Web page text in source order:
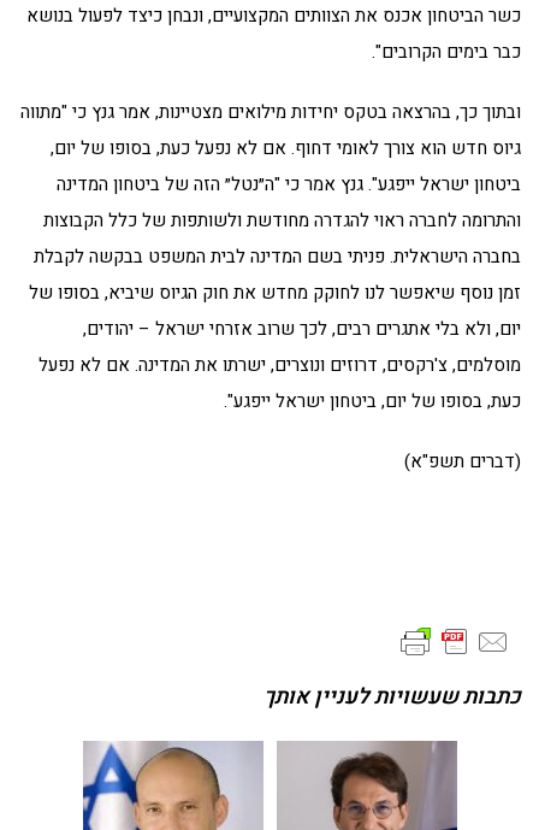
כשר הביטחון אכנס את הצוותים המקצועיים, ונבחן כיצד לפעול בנושא
כבר בימים הקרובים".
ובתוך כך, בהרצאה בטקס יחידות מילואים מצטיינות, אמר גנץ כי "מתווה
גיוס חדש הוא צורך לאומי דחוף. אם לא נפעל כעת, בסופו של יום,
ביטחון ישראל ייפגע". גנץ אמר כי "ה״נטל״ הזה של ביטחון המדינה
והתרומה לחברה ראוי להגדרה מחודשת ולשותפות של כלל הקבוצות
בחברה הישראלית. פניתי בשם המדינה לבית המשפט בבקשה לקבלת
זמן נוסף שיאפשר לנו לחוקק מחדש את חוק הגיוס שיביא, בסופו של
יום, ולא בלי אתגרים רבים, לכך שרוב אזרחי ישראל – יהודים,
מוסלמים, צ'רקסים, דרוזים ונוצרים, ישרתו את המדינה. אם לא נפעל
כעת, בסופו של יום, ביטחון ישראל ייפגע".
(דברים תשפ"א)
כתבות שעשויות לעניין אותך